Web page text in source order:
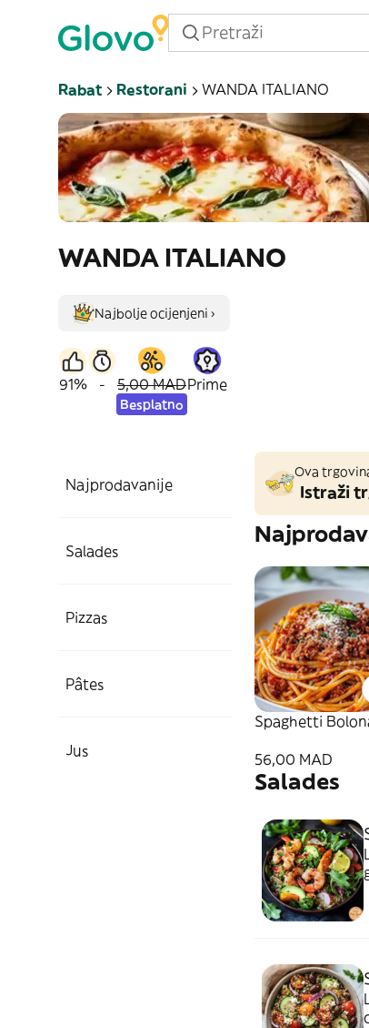
Rabat Restorani WANDA ITALIANO
WANDA ITALIANO
Najbolje ocijenjeni ›
91% - 5,00 MAD
Besplatno
Prime
Najprodavanije
Salades
Pizzas
Pâtes
Jus
Ova
Istraži
Spaghetti
56,00 MAD
Salades